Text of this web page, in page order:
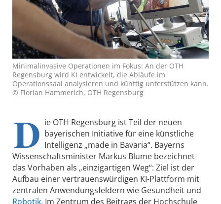
Minimalinvasive Operationen im Fokus: An der OTH
Regensburg wird KI entwickelt, die Abläufe im
Operationssaal analysieren und künftig unterstützen kann.
© Florian Hammerich, OTH Regensburg
D ie OTH Regensburg ist Teil der neuen
bayerischen Initiative für eine künstliche
Intelligenz „made in Bavaria“. Bayerns
Wissenschaftsminister Markus Blume bezeichnet
das Vorhaben als „einzigartigen Weg“: Ziel ist der
Aufbau einer vertrauenswürdigen KI-Plattform mit
zentralen Anwendungsfeldern wie Gesundheit und
Robotik. Im Zentrum des Beitrags der Hochschule